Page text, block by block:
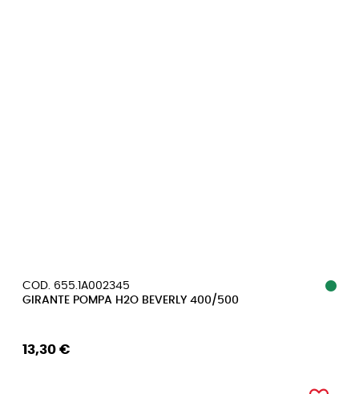
COD. 655.1A002345
GIRANTE POMPA H2O BEVERLY 400/500
13,30 €